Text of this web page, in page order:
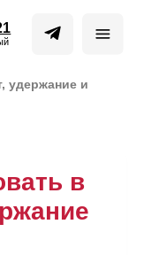
удержание и
в